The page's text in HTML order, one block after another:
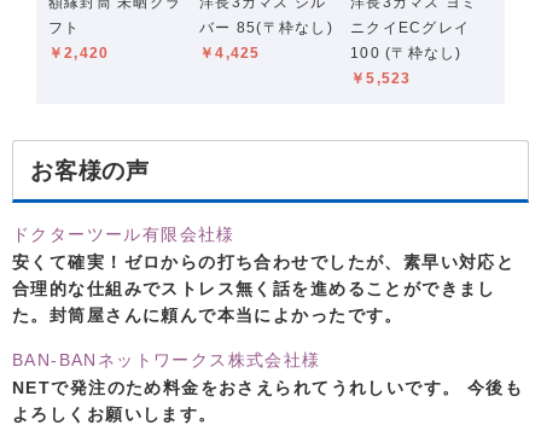
フト
￥2,420
バー 85(〒枠なし)
￥4,425
ニクイECグレイ
100 (〒枠なし)
￥5,523
お客様の声
ドクターツール有限会社様
安くて確実！ゼロからの打ち合わせでしたが、素早い対応と
合理的な仕組みでストレス無く話を進めることができまし
た。封筒屋さんに頼んで本当によかったです。
BAN-BANネットワークス株式会社様
NETで発注のため料金をおさえられてうれしいです。 今後も
よろしくお願いします。